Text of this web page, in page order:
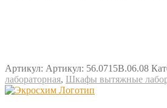
Артикул: Артикул: 56.0715В.06.08
лабораторная, Шкафы вытяжные